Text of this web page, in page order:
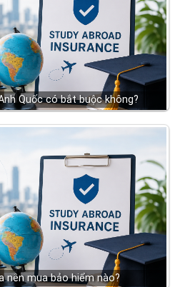
Quốc có bắt buộc không?
nên mua bảo hiểm nào?